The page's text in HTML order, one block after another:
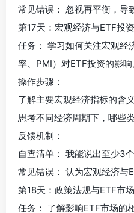
常见错误： 忽视再平衡，导
第17天：宏观经济与ETF投资
任务： 学习如何关注宏观经
率、PMI）对ETF投资的影响
操作步骤：
了解主要宏观经济指标的含义
思考不同经济周期下，哪些
反馈机制：
自查清单： 我能说出至少3
常见错误： 认为宏观经济与
第18天：政策法规与ETF市场
任务： 了解影响ETF市场的